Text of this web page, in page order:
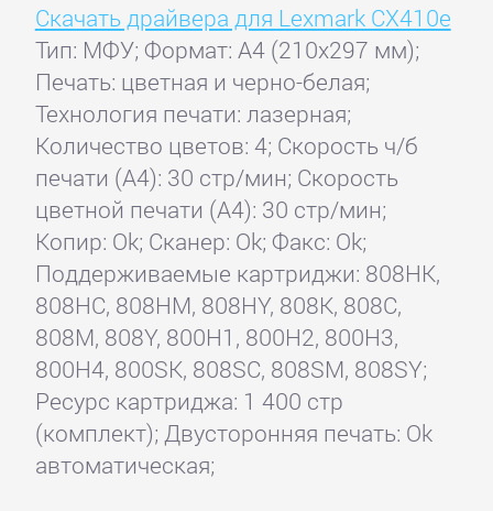
Скачать драйвера для Lexmark CX410e
Тип: МФУ; Формат: A4 (210x297 мм);
Печать: цветная и черно-белая;
Технология печати: лазерная;
Количество цветов: 4; Скорость ч/б
печати (А4): 30 стр/мин; Скорость
цветной печати (А4): 30 стр/мин;
Копир: Ok; Сканер: Ok; Факс: Ok;
Поддерживаемые картриджи: 808HK,
808HC, 808HM, 808HY, 808K, 808C,
808M, 808Y, 800H1, 800H2, 800H3,
800H4, 800SK, 808SC, 808SM, 808SY;
Ресурс картриджа: 1 400 стр
(комплект); Двусторонняя печать: Ok
автоматическая;